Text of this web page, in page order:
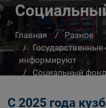
Главная
Разное
информируют
Социальный
С 2025 года